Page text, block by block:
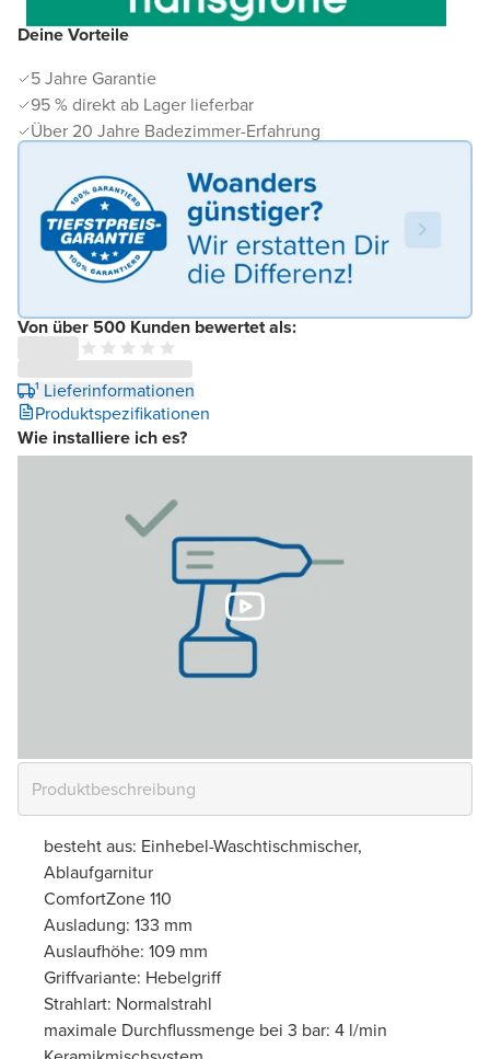
Deine Vorteile
5 Jahre Garantie
95 % direkt ab Lager lieferbar
Über 20 Jahre Badezimmer-Erfahrung
Von über 500 Kunden bewertet als:
¹ Lieferinformationen
Produktspezifikationen
Wie installiere ich es?
besteht aus: Einhebel-Waschtischmischer,
Ablaufgarnitur
ComfortZone 110
Ausladung: 133 mm
Auslaufhöhe: 109 mm
Griffvariante: Hebelgriff
Strahlart: Normalstrahl
maximale Durchflussmenge bei 3 bar: 4 l/min